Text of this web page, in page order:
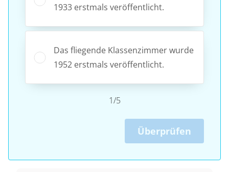
1933 erstmals veröffentlicht.
Das fliegende Klassenzimmer wurde
1952 erstmals veröffentlicht.
1/5
Überprüfen